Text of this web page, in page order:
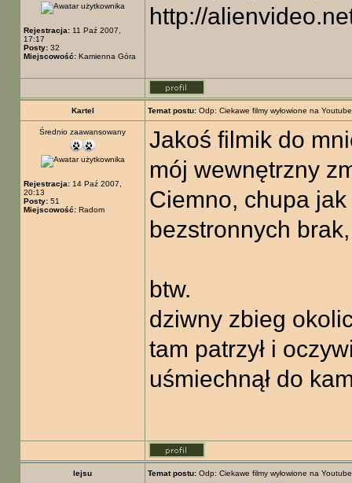
Rejestracja: 11 Paź 2007,
17:17
Posty: 32
Miejscowość: Kamienna Góra
http://
Kartel Temat postu: Odp: Ciekawe filmy wyłowione na Youtube
Średnio zaawansowany
Rejestracja: 14 Paź 2007,
20:13
Posty: 51
Miejscowość: Radom
Jakoś filmik do
mój wewnętrzny
Ciemno, chupa
bezstronnych
btw.
dziwny zbieg
tam patrzył i
uśmiechnął do
lejsu Temat postu: Odp: Ciekawe filmy wyłowione na Youtube